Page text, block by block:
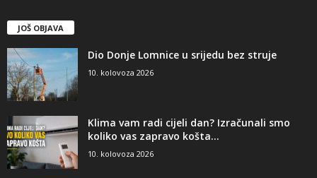
JOŠ OBJAVA
Dio Donje Lomnice u srijedu bez struje
10. kolovoza 2026
Klima vam radi cijeli dan? Izračunali smo
koliko vas zapravo košta...
10. kolovoza 2026